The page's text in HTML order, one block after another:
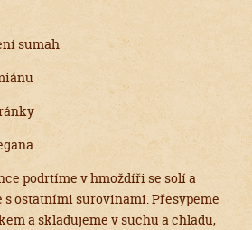
sumah
podrtíme v hmoždíři se solí a
ostatními surovinami. Přesypeme
a skladujeme v suchu a chladu,